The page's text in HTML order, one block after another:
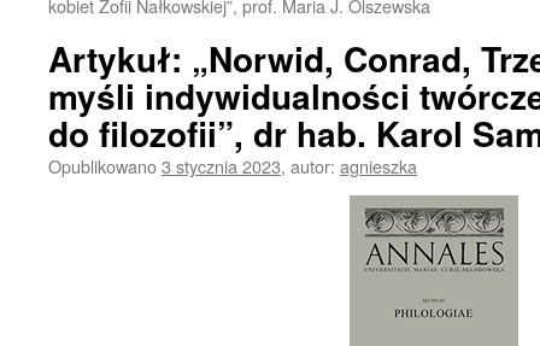
kobiet Zofii Nałkowskiej”, prof. Maria J. Olszewska
Artykuł: „Norwid, Conrad,
myśli indywidualności
do filozofii”, dr hab. Karol
Opublikowano3 stycznia 2023, autor: agnieszka